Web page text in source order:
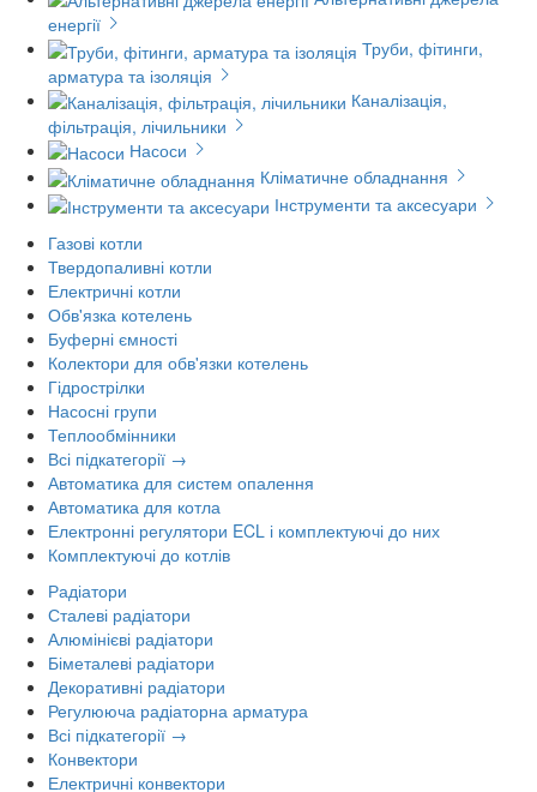
енергії
Труби, фітинги,
арматура та ізоляція
Каналізація,
фільтрація, лічильники
Насоси
Кліматичне обладнання
Інструменти та аксесуари
Газові котли
Твердопаливні котли
Електричні котли
Обв'язка котелень
Буферні ємності
Колектори для обв'язки котелень
Гідрострілки
Насосні групи
Теплообмінники
Всі підкатегорії →
Автоматика для систем опалення
Автоматика для котла
Електронні регулятори ECL і комплектуючі до них
Комплектуючі до котлів
Радіатори
Сталеві радіатори
Алюмінієві радіатори
Біметалеві радіатори
Декоративні радіатори
Регулююча радіаторна арматура
Всі підкатегорії →
Конвектори
Електричні конвектори